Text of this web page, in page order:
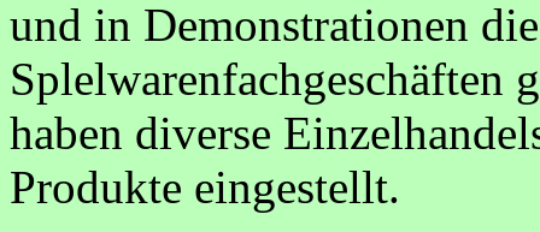
und in Demonstrationen
Splelwarenfachgeschäften
haben diverse
Produkte eingestellt.